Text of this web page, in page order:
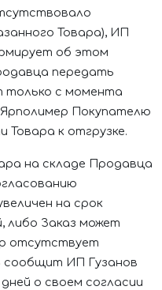
Товара), ИП
об этом
передать
только с момента
Покупателю
Товара к отгрузке.
на складе Продавца
на срок
либо Заказ может
отсутствует
сообщит ИП Гузанов
о своем согласии